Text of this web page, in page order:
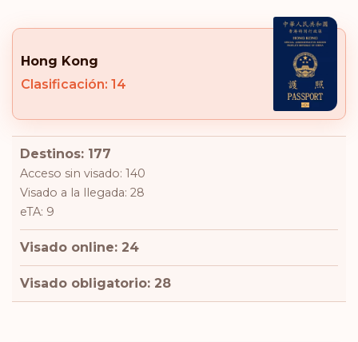
Hong Kong
Clasificación: 14
Destinos: 177
Acceso sin visado: 140
Visado a la llegada: 28
eTA: 9
Visado online: 24
Visado obligatorio: 28